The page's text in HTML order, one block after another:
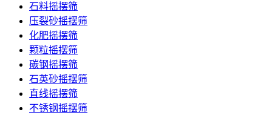
石料摇摆筛
压裂砂摇摆筛
化肥摇摆筛
颗粒摇摆筛
碳钢摇摆筛
石英砂摇摆筛
直线摇摆筛
不锈钢摇摆筛